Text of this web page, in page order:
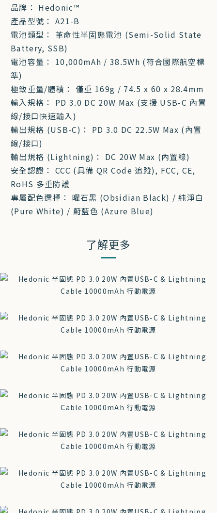
品牌： Hedonic™
產品型號： A21-B
電池類型： 革命性半固態電池 (Semi-Solid State
Battery, SSB)
電池容量： 10,000mAh / 38.5Wh (符合國際航空標
準)
極致重量/體積： 僅重 169g / 74.5 x 60 x 28.4mm
輸入規格： PD 3.0 DC 20W Max (支援 USB-C 內置
線/接口快速輸入)
輸出規格 (USB-C)： PD 3.0 DC 22.5W Max (內置
線/接口)
輸出規格 (Lightning)： DC 20W Max (內置線)
安全認證： CCC (具備 QR Code 追蹤), FCC, CE,
RoHS 多重防護
專屬配色選擇： 曜石黑 (Obsidian Black) / 純淨白
(Pure White) / 蔚藍色 (Azure Blue)
了解更多